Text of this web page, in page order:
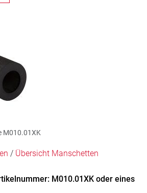
M010.01XK
/ Übersicht Manschetten
M010.01XK oder eines